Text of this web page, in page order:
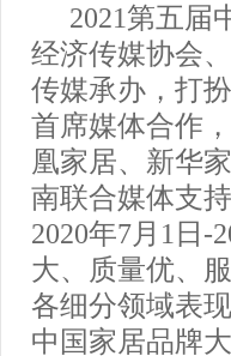
2021第五届
经济传媒协会
传媒承办，打
首席媒体合作
凰家居、新华
南联合媒体支
2020年7月1日-
大、质量优、
各细分领域表
中国家居品牌